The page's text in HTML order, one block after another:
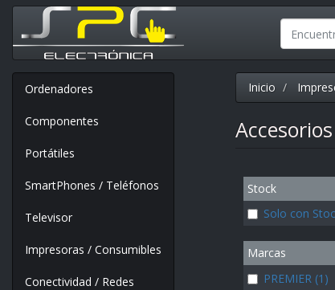
Ordenadores
Componentes
Portátiles
SmartPhones / Teléfonos
Televisor
Impresoras / Consumibles
Conectividad / Redes
Inicio
Stock
Solo con
Marcas
PREMIER (1)